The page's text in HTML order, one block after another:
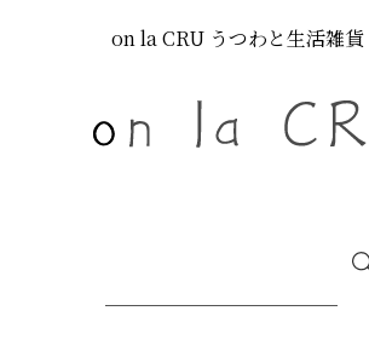
on la CRU うつわと生活雑貨